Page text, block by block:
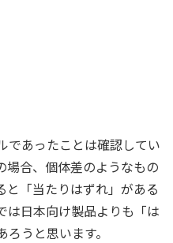
であったことは確認してい
場合、個体差のようなもの
と「当たりはずれ」がある
は日本向け製品よりも「は
うと思います。